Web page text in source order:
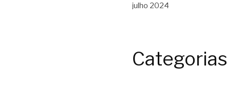
julho 2024
Categorias